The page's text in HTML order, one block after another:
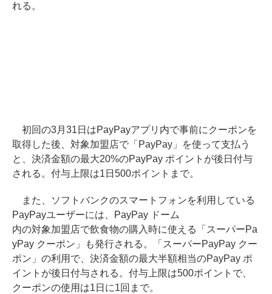
れる。
初回の3月31日はPayPayアプリ内で事前にクーポンを
取得した後、対象加盟店で「PayPay」を使って支払う
と、決済金額の最大20%のPayPay ポイントが後日付与
される。付与上限は1日500ポイントまで。
また、ソフトバンクのスマートフォンを利用している
PayPayユーザーには、PayPay ドーム
内の対象加盟店で飲食物の購入時に使える「スーパーPa
yPay クーポン」も発行される。「スーパーPayPay クー
ポン」の利用で、決済金額の最大半額相当のPayPay ポ
イントが後日付与される。付与上限は500ポイントで、
クーポンの使用は1日に1回まで。